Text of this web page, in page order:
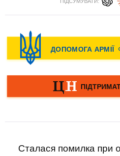
Сталася помилка при